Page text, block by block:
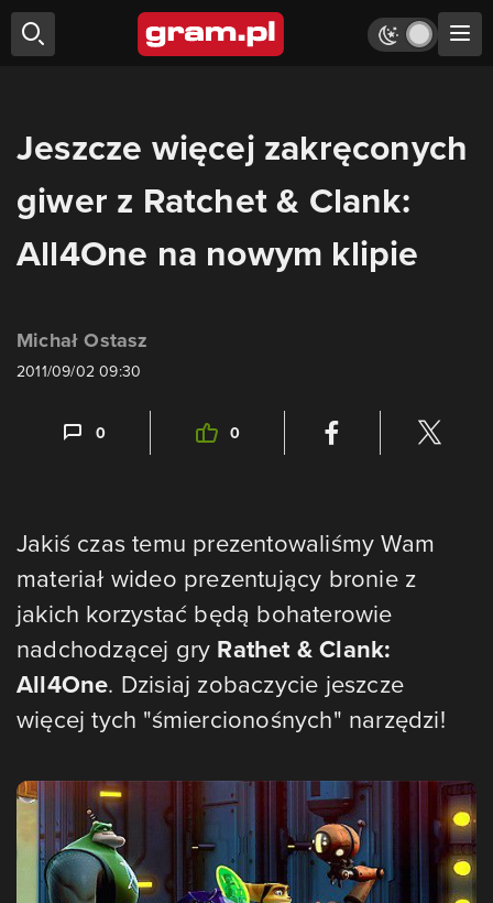
Jeszcze więcej zakręconych
giwer z Ratchet & Clank:
All4One na nowym klipie
Michał Ostasz
2011/09/02 09:30
0 0
Jakiś czas temu prezentowaliśmy Wam
materiał wideo prezentujący bronie z
jakich korzystać będą bohaterowie
nadchodzącej gry Rathet & Clank:
All4One. Dzisiaj zobaczycie jeszcze
więcej tych "śmiercionośnych" narzędzi!